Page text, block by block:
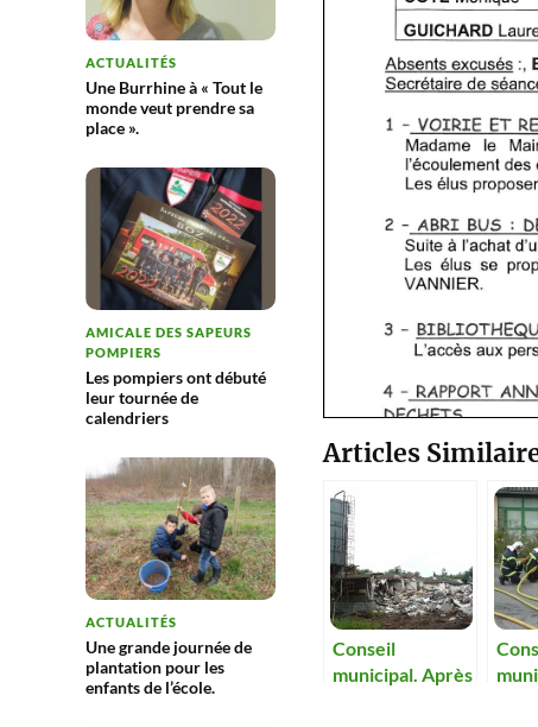
ACTUALITÉS
Une Burrhine à « Tout le
monde veut prendre sa
place ».
AMICALE DES SAPEURS
POMPIERS
Les pompiers ont débuté
leur tournée de
calendriers
ACTUALITÉS
Une grande journée de
plantation pour les
enfants de l’école.
Articles
Conseil
municipal. Après